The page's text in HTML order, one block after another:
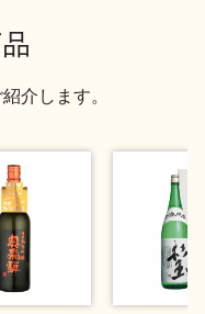
介します。